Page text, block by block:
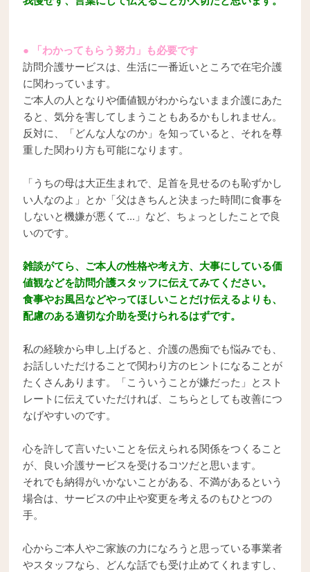
● 「わかってもらう努力」も必要です
訪問介護サービスは、生活に一番近いところで在宅介護
に関わっています。
ご本人の人となりや価値観がわからないまま介護にあた
ると、気分を害してしまうこともあるかもしれません。
反対に、「どんな人なのか」を知っていると、それを尊
重した関わり方も可能になります。
「うちの母は大正生まれで、足首を見せるのも恥ずかし
い人なのよ」とか「父はきちんと決まった時間に食事を
しないと機嫌が悪くて...」など、ちょっとしたことで良
いのです。
雑談がてら、ご本人の性格や考え方、大事にしている価
値観などを訪問介護スタッフに伝えてみてください。
食事やお風呂などやってほしいことだけ伝えるよりも、
配慮のある適切な介助を受けられるはずです。
私の経験から申し上げると、介護の愚痴でも悩みでも、
お話しいただけることで関わり方のヒントになることが
たくさんあります。「こういうことが嫌だった」とスト
レートに伝えていただければ、こちらとしても改善につ
なげやすいのです。
心を許して言いたいことを伝えられる関係をつくること
が、良い介護サービスを受けるコツだと思います。
それでも納得がいかないことがある、不満があるという
場合は、サービスの中止や変更を考えるのもひとつの
手。
心からご本人やご家族の力になろうと思っている事業者
やスタッフなら、どんな話でも受け止めてくれますし、